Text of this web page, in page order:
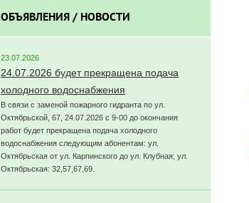
ОБЪЯВЛЕНИЯ / НОВОСТИ
23.07.2026
24.07.2026 будет прекращена подача
холодного водоснабжения
В связи с заменой пожарного гидранта по ул.
Октябрьской, 67, 24.07.2026 с 9-00 до окончания
работ будет прекращена подача холодного
водоснабжения следующим абонентам: ул.
Октябрьская от ул. Карпинского до ул. Клубная; ул.
Октябрьская: 32,57,67,69.